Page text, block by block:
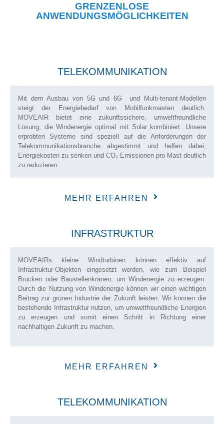
GRENZENLOSE
ANWENDUNGSMÖGLICHKEITEN
TELEKOMMUNIKATION
Mit dem Ausbau von 5G und 6G und Multi-tenant-Modellen
steigt der Energiebedarf von Mobilfunkmasten deutlich.
MOVEAIR bietet eine zukunftssichere, umweltfreundliche
Lösung, die Windenergie optimal mit Solar kombiniert. Unsere
erprobten Systeme sind speziell auf die Anforderungen der
Telekommunikationsbranche abgestimmt und helfen dabei,
Energiekosten zu senken und CO₂-Emissionen pro Mast deutlich
zu reduzieren.
MEHR ERFAHREN
INFRASTRUKTUR
MOVEAIRs kleine Windturbinen können effektiv auf
Infrastruktur-Objekten eingesetzt werden, wie zum Beispiel
Brücken oder Baustellenkränen, um Windenergie zu erzeugen.
Durch die Nutzung von Windenergie können wir einen wichtigen
Beitrag zur grünen Industrie der Zukunft leisten. Wir können die
bestehende Infrastruktur nutzen, um umweltfreundliche Energien
zu erzeugen und somit einen Schritt in Richtung einer
nachhaltigen Zukunft zu machen.
MEHR ERFAHREN
TELEKOMMUNIKATION